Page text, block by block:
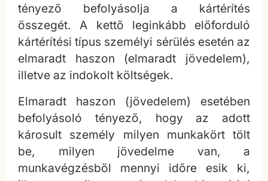
tényező befolyásolja a kártérítés
összegét. A kettő leginkább előforduló
kártérítési típus személyi sérülés esetén az
elmaradt haszon (elmaradt jövedelem),
illetve az indokolt költségek.
Elmaradt haszon (jövedelem) esetében
befolyásoló tényező, hogy az adott
károsult személy milyen munkakört tölt
be, milyen jövedelme van, a
munkavégzésből mennyi időre esik ki,